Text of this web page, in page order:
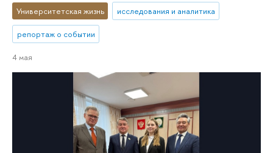
Университетская жизнь исследования и аналитика
репортаж о событии
4 мая